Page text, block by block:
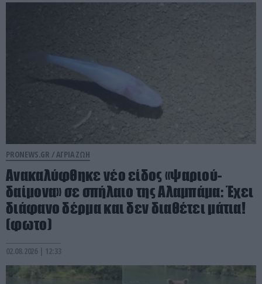
PRONEWS.GR /ΑΓΡΙΑ ΖΩΗ
Ανακαλύφθηκε νέο είδος «ψαριού-
δαίμονα» σε σπήλαιο της Αλαμπάμα: Έχει
διάφανο δέρμα και δεν διαθέτει μάτια!
(φωτο)
02.08.2026 | 12:33